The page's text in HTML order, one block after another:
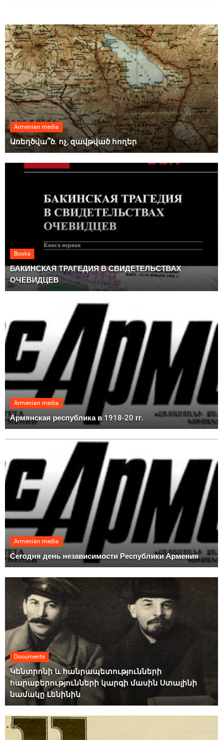
Armenian media
Առեղծվա՞ծ. ոչ, զավթված հողեր
Books
БАКИНСКАЯ ТРАГЕДИЯ В СВИДЕТЕЛЬСТВАХ
ОЧЕВИДЦЕВ
Armenian media
Армянская республика в 1918-20 гг.
Armenian media
Сегодня день независимости Республики Армения
Documents
Կենտրոնի և հանրապետությունների
հարաբերությունների կարգի մասին Ստալինի
նամակը Լենինին